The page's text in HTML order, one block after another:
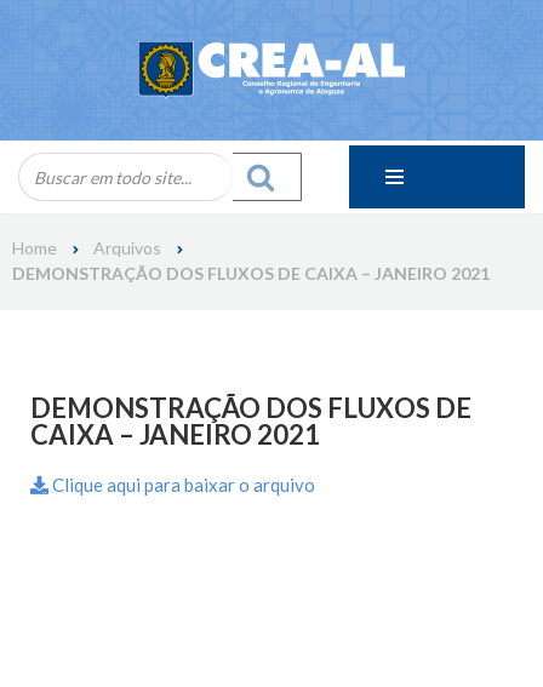
Home
Arquivos
DEMONSTRAÇÃO DOS FLUXOS DE CAIXA – JANEIRO 2021
DEMONSTRAÇÃO DOS FLUXOS DE
CAIXA – JANEIRO 2021
Clique aqui para baixar o arquivo